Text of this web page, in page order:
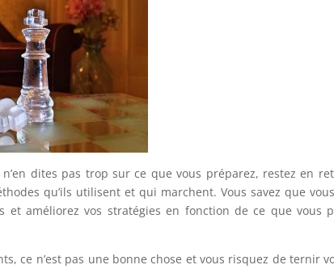
pas trop sur ce que vous préparez, restez en
qu’ils utilisent et qui marchent. Vous savez que
améliorez vos stratégies en fonction de ce que vous
ce n’est pas une bonne chose et vous risquez de ternir